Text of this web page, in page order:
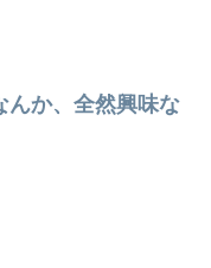
んか、全然興味な